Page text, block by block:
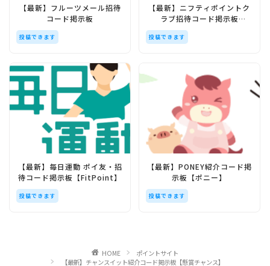
【最新】フルーツメール招待
コード掲示板
投稿できます
【最新】ニフティポイントク
ラブ招待コード掲示板
【nifty】
投稿できます
【最新】毎日運動 ポイ友・招
待コード掲示板【FitPoint】
投稿できます
【最新】PONEY紹介コード掲
示板【ポニー】
投稿できます
HOME
ポイントサイト
【最新】チャンスイット紹介コード掲示板【懸賞チャンス】